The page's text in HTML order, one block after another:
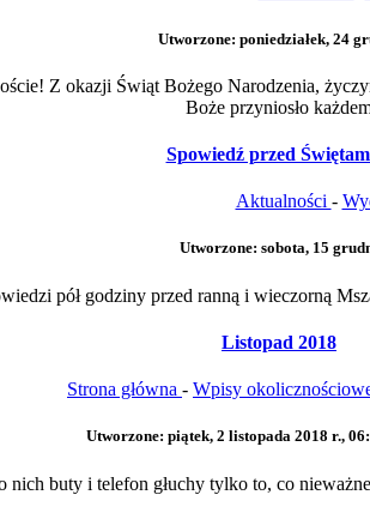
Utworzone: poniedziałek, 24
Z okazji Świąt Bożego Narodzenia,
Boże przyniosło
Spowiedź przed
Aktualności -
Utworzone: sobota, 15
pół godziny przed ranną i wieczorną
Listopad 2018
Strona główna - Wpisy
Utworzone: piątek, 2 listopada 2018 r.,
buty i telefon głuchy tylko to, co